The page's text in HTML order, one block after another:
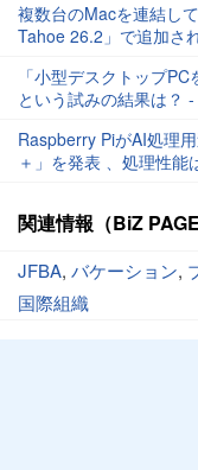
複数台のMacを連結し
Tahoe 26.2」で追加さ
「小型デスクトップ
という試みの結果は？
Raspberry PiがAI処理
＋」を発表 、処理性能
関連情報（BiZ PAGE
JFBA, バケーション,
国際組織